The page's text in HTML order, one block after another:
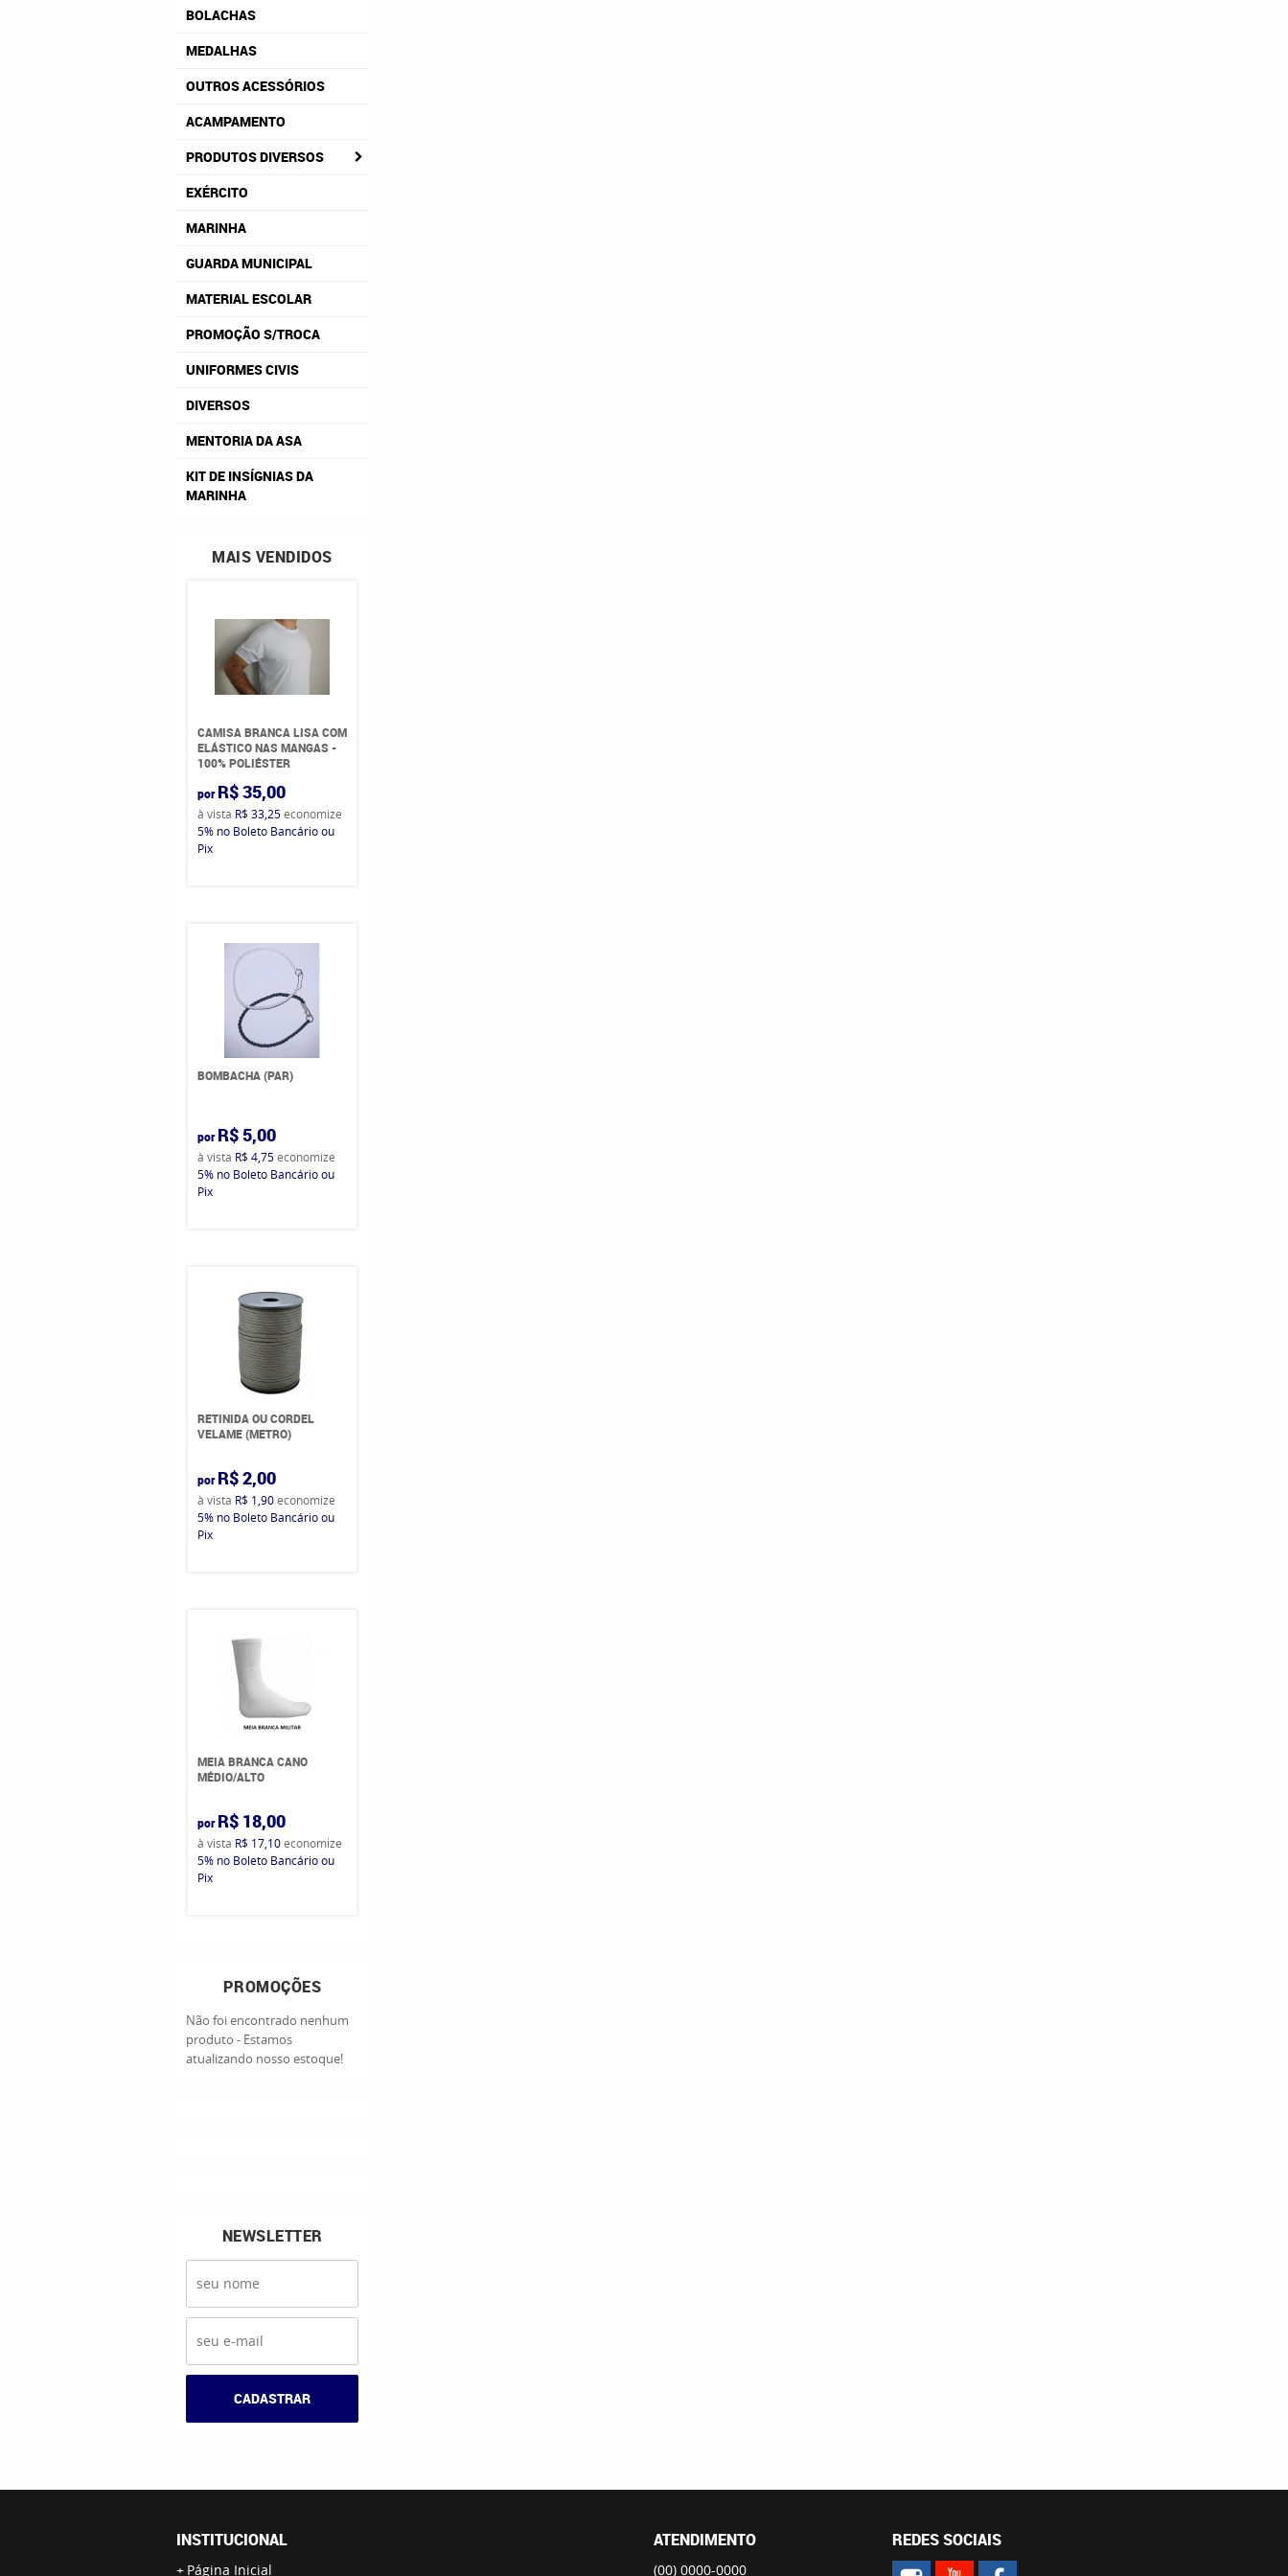
BOLACHAS
MEDALHAS
OUTROS ACESSÓRIOS
ACAMPAMENTO
PRODUTOS DIVERSOS
EXÉRCITO
MARINHA
GUARDA MUNICIPAL
MATERIAL ESCOLAR
PROMOÇÃO S/TROCA
UNIFORMES CIVIS
DIVERSOS
MENTORIA DA ASA
KIT DE INSÍGNIAS DA
MARINHA
MAIS VENDIDOS
CAMISA BRANCA LISA COM
ELÁSTICO NAS MANGAS -
100% POLIÉSTER
por R$ 35,00
à vista R$ 33,25economize
5% no Boleto Bancário ou
Pix
BOMBACHA (PAR)
por R$ 5,00
à vista R$ 4,75economize
5% no Boleto Bancário ou
Pix
RETINIDA OU CORDEL
VELAME (METRO)
por R$ 2,00
à vista R$ 1,90economize
5% no Boleto Bancário ou
Pix
MEIA BRANCA CANO
MÉDIO/ALTO
por R$ 18,00
à vista R$ 17,10economize
5% no Boleto Bancário ou
Pix
PROMOÇÕES
Não foi encontrado nenhum
produto - Estamos
atualizando nosso estoque!
NEWSLETTER
CADASTRAR
INSTITUCIONAL
Página Inicial
ATENDIMENTO
(00) 0000-0000
REDES SOCIAIS